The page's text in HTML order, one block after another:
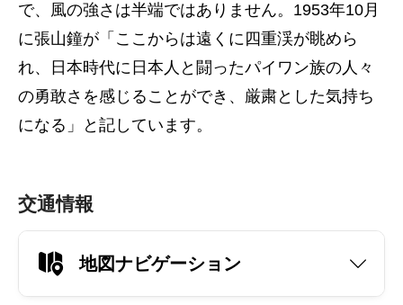
で、風の強さは半端ではありません。1953年10月
に張山鐘が「ここからは遠くに四重渓が眺めら
れ、日本時代に日本人と闘ったパイワン族の人々
の勇敢さを感じることができ、厳粛とした気持ち
になる」と記しています。
交通情報
地図ナビゲーション